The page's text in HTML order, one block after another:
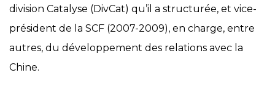
division Catalyse (DivCat) qu’il a structurée, et vice-
président de la SCF (2007-2009), en charge, entre
autres, du développement des relations avec la
Chine.